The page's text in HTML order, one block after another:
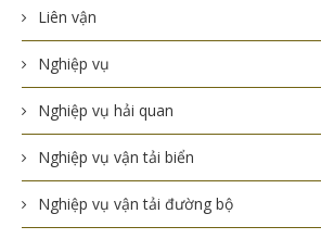
Liên vận
Nghiệp vụ
Nghiệp vụ hải quan
Nghiệp vụ vận tải biển
Nghiệp vụ vận tải đường bộ